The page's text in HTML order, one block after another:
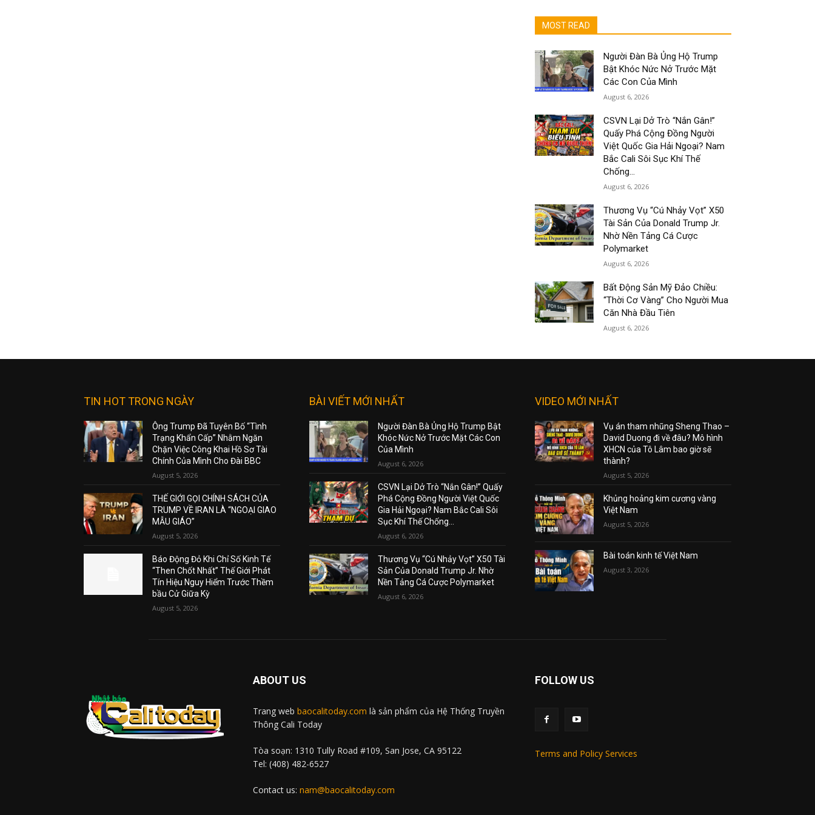
MOST READ
Người Đàn Bà Ủng Hộ Trump
Bật Khóc Nức Nở Trước Mặt
Các Con Của Mình
August 6, 2026
CSVN Lại Dở Trò “Nắn Gân!”
Quấy Phá Cộng Đồng Người
Việt Quốc Gia Hải Ngoại? Nam
Bắc Cali Sôi Sục Khí Thế
Chống...
August 6, 2026
Thương Vụ “Cú Nhảy Vọt” X50
Tài Sản Của Donald Trump Jr.
Nhờ Nền Tảng Cá Cược
Polymarket
August 6, 2026
Bất Động Sản Mỹ Đảo Chiều:
“Thời Cơ Vàng” Cho Người Mua
Căn Nhà Đầu Tiên
August 6, 2026
TIN HOT TRONG NGÀY
Ông Trump Đã Tuyên Bố “Tình
Trạng Khẩn Cấp” Nhằm Ngăn
Chặn Việc Công Khai Hồ Sơ Tài
Chính Của Mình Cho Đài BBC
August 5, 2026
THẾ GIỚI GỌI CHÍNH SÁCH CỦA
TRUMP VỀ IRAN LÀ “NGOẠI GIAO
MẪU GIÁO”
August 5, 2026
Báo Động Đỏ Khi Chỉ Số Kinh Tế
“Then Chốt Nhất” Thế Giới Phát
Tín Hiệu Nguy Hiểm Trước Thềm
bầu Cử Giữa Kỳ
August 5, 2026
BÀI VIẾT MỚI NHẤT
Người Đàn Bà Ủng Hộ Trump Bật
Khóc Nức Nở Trước Mặt Các Con
Của Mình
August 6, 2026
CSVN Lại Dở Trò “Nắn Gân!” Quấy
Phá Cộng Đồng Người Việt Quốc
Gia Hải Ngoại? Nam Bắc Cali Sôi
Sục Khí Thế Chống...
August 6, 2026
Thương Vụ “Cú Nhảy Vọt” X50 Tài
Sản Của Donald Trump Jr. Nhờ
Nền Tảng Cá Cược Polymarket
August 6, 2026
VIDEO MỚI NHẤT
Vụ án tham nhũng Sheng Thao –
David Duong đi về đâu? Mô hình
XHCN của Tô Lâm bao giờ sẽ
thành?
August 5, 2026
Khủng hoảng kim cương vàng
Việt Nam
August 5, 2026
Bài toán kinh tế Việt Nam
August 3, 2026
ABOUT US
Trang web baocalitoday.com là sản phẩm của Hệ Thống Truyền
Thông Cali Today
Tòa soạn: 1310 Tully Road #109, San Jose, CA 95122
Tel: (408) 482-6527
Contact us: nam@baocalitoday.com
FOLLOW US
Terms and Policy Services